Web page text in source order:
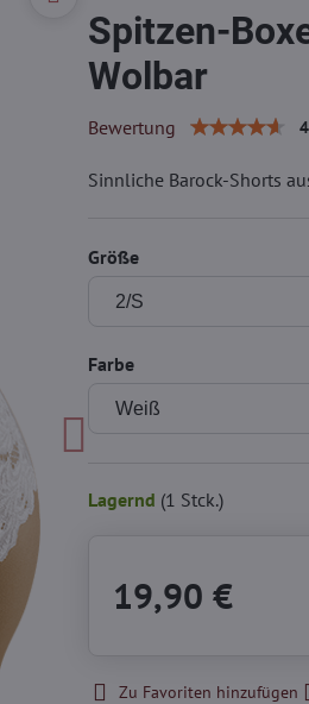
Spitzen-
Wolbar
Bewertung
Sinnliche Barock-Shorts
Größe
Farbe
Lagernd (1 Stck.)
19,90 €
Zu Favoriten hinzufügen